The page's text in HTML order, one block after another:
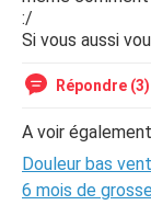
:/
Si vous aussi
Répondre (3)
A voir
Douleur bas
6 mois de